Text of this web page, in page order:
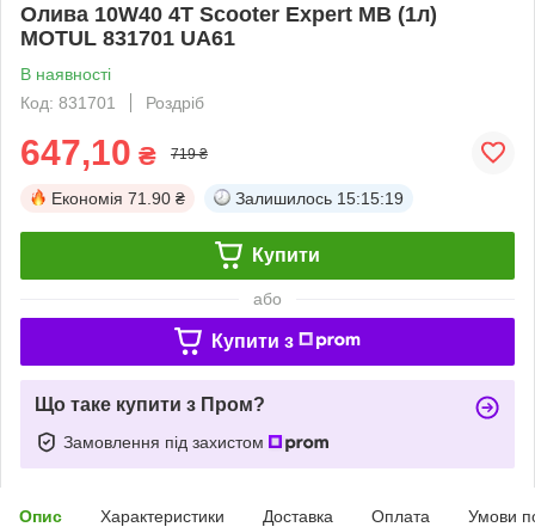
Олива 10W40 4T Scooter Expert MB (1л)
MOTUL 831701 UA61
В наявності
Код: 831701
Роздріб
647,10 ₴ 719 ₴
Економія 71.90 ₴ Залишилось 15:15:19
Купити
або
Купити з
Що таке купити з Пром?
Замовлення під захистом
Опис Характеристики Доставка Оплата Умови